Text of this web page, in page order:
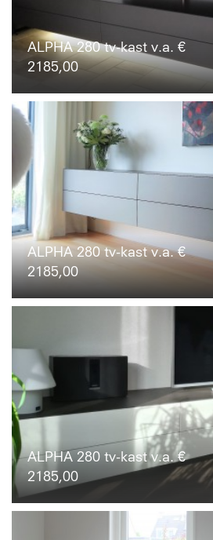
ALPHA 280 tv-kast v.a. €
2185,00
ALPHA 280 tv-kast v.a. €
2185,00
ALPHA 280 tv-kast v.a. €
2185,00